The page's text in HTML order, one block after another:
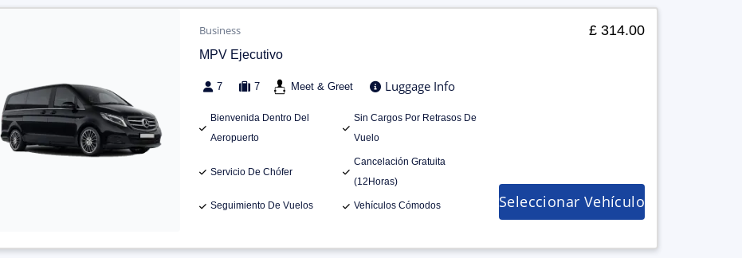
Business
MPV Ejecutivo
7 7 Meet & Greet Luggage Info
Bienvenida Dentro Del
Aeropuerto
Sin Cargos Por Retrasos De
Vuelo
Servicio De Chófer
Cancelación Gratuita
(12Horas)
Seguimiento De Vuelos Vehículos Cómodos
£ 314.00
Seleccionar Vehículo